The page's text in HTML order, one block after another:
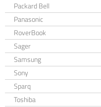
Packard Bell
Panasonic
RoverBook
Sager
Samsung
Sony
Sparq
Toshiba